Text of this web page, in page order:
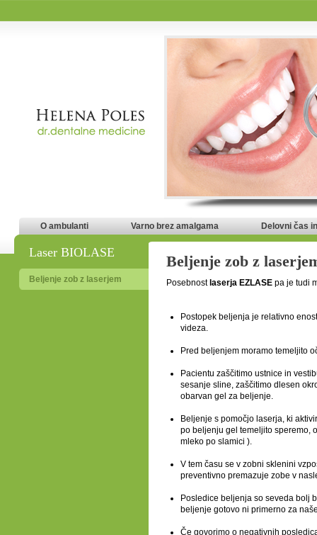
O ambulanti Varno brez amalgama Delovni čas
Laser BIOLASE
Beljenje zob z laserjem
Beljenje zob z
Posebnost laserja EZLASE pa je tudi
Postopek beljenja je relativno
videza.
Pred beljenjem moramo temeljito
Pacientu zaščitimo ustnice in
sesanje sline, zaščitimo dlesen
obarvan gel za beljenje.
Beljenje s pomočjo laserja, ki
po beljenju gel temeljito speremo,
mleko po slamici ).
V tem času se v zobni sklenini
preventivno premazuje zobe v
Posledice beljenja so seveda bolj
beljenje gotovo ni primerno za
Če govorimo o negativnih